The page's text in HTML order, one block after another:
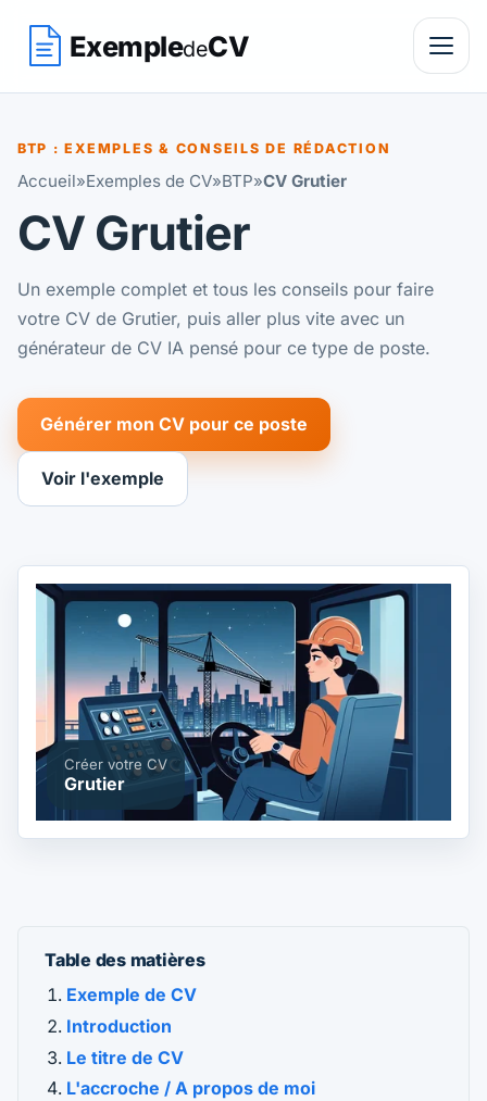
ExempledeCV
BTP : EXEMPLES & CONSEILS DE RÉDACTION
Accueil»Exemples de CV»BTP»CV Grutier
CV Grutier
Un exemple complet et tous les conseils pour faire
votre CV de Grutier, puis aller plus vite avec un
générateur de CV IA pensé pour ce type de poste.
Générer mon CV pour ce poste
Voir l'exemple
Créer votre CV
Grutier
Table des matières
Exemple de CV
Introduction
Le titre de CV
L'accroche / A propos de moi